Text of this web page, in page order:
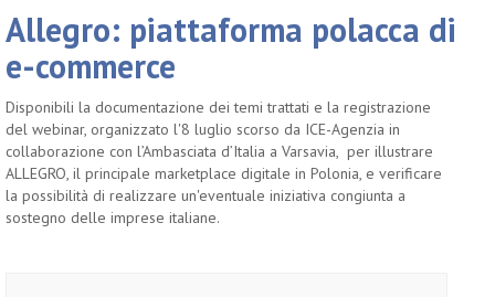
Allegro: piattaforma polacca di
e-commerce
Disponibili la documentazione dei temi trattati e la registrazione
del webinar, organizzato l'8 luglio scorso da ICE-Agenzia in
collaborazione con l’Ambasciata d’Italia a Varsavia, per illustrare
ALLEGRO, il principale marketplace digitale in Polonia, e verificare
la possibilità di realizzare un'eventuale iniziativa congiunta a
sostegno delle imprese italiane.